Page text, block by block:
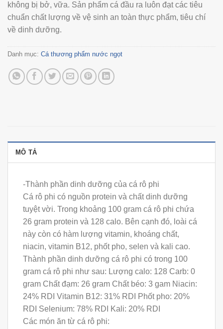
không bị bở, vữa. Sản phẩm cá đầu ra luôn đạt các tiêu
chuẩn chất lượng về vệ sinh an toàn thực phẩm, tiêu chí
về dinh dưỡng.
Danh mục: Cá thương phẩm nước ngọt
MÔ TẢ
-Thành phần dinh dưỡng của cá rô phi
Cá rô phi có nguồn protein và chất dinh dưỡng
tuyệt vời. Trong khoảng 100 gram cá rô phi chứa
26 gram protein và 128 calo. Bên cạnh đó, loài cá
này còn có hàm lượng vitamin, khoáng chất,
niacin, vitamin B12, phốt pho, selen và kali cao.
Thành phần dinh dưỡng cá rô phi có trong 100
gram cá rô phi như sau: Lượng calo: 128 Carb: 0
gram Chất đạm: 26 gram Chất béo: 3 gam Niacin:
24% RDI Vitamin B12: 31% RDI Phốt pho: 20%
RDI Selenium: 78% RDI Kali: 20% RDI
Các món ăn từ cá rô phi: